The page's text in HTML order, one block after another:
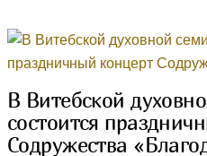
В Витебской
состоится
Содружества